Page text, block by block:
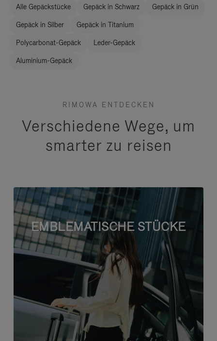
Alle Gepäckstücke Gepäck in Schwarz Gepäck in Grün
Gepäck in Silber Gepäck in Titanium
Polycarbonat-Gepäck Leder-Gepäck
Aluminium-Gepäck
RIMOWA ENTDECKEN
Verschiedene Wege, um
smarter zu reisen
EMBLEMATISCHE STÜCKE